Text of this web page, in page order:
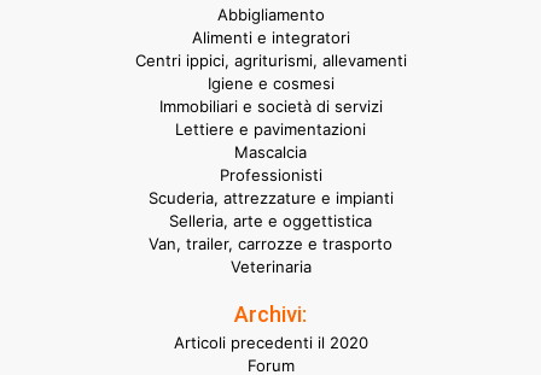
Abbigliamento
Alimenti e integratori
Centri ippici, agriturismi, allevamenti
Igiene e cosmesi
Immobiliari e società di servizi
Lettiere e pavimentazioni
Mascalcia
Professionisti
Scuderia, attrezzature e impianti
Selleria, arte e oggettistica
Van, trailer, carrozze e trasporto
Veterinaria
Archivi:
Articoli precedenti il 2020
Forum